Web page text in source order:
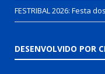
FESTRIBAL 2026: Festa
DESENVOLVIDO POR